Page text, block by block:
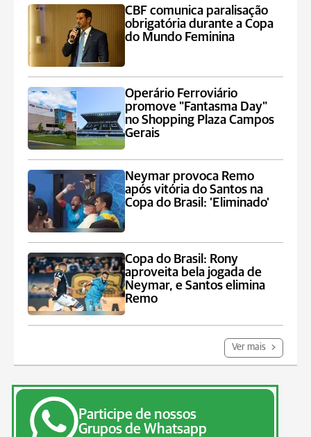
CBF comunica paralisação
obrigatória durante a Copa
do Mundo Feminina
Operário Ferroviário
promove "Fantasma Day"
no Shopping Plaza Campos
Gerais
Neymar provoca Remo
após vitória do Santos na
Copa do Brasil: 'Eliminado'
Copa do Brasil: Rony
aproveita bela jogada de
Neymar, e Santos elimina
Remo
Ver mais
Participe de nossos
Grupos de Whatsapp